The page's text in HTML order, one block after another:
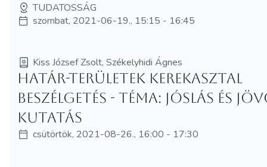
TUDATOSSÁG
szombat, 2021-06-19., 15:15 - 16:45
Kiss József Zsolt, Székelyhidi Ágnes
Határ-területek kerekasztal
beszélgetés - Téma: Jóslás és
kutatás
csütörtök, 2021-08-26., 16:00 - 17:30